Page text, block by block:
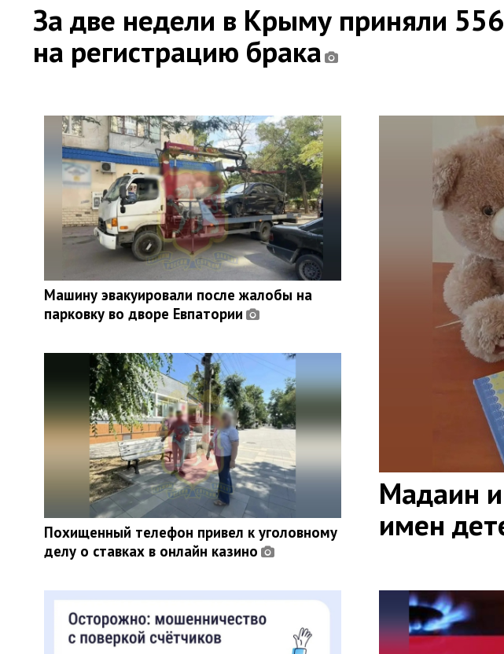
За две недели в Крыму приняли
на регистрацию брака
Мадаин
имен
Машину эвакуировали после жалобы на
парковку во дворе Евпатории
Похищенный телефон привел к уголовному
делу о ставках в онлайн казино